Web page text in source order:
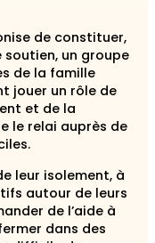
de constituer,
un groupe
de la famille
jouer un rôle de
et de la
le relai auprès de
leur isolement, à
autour de leurs
de l’aide à
dans des